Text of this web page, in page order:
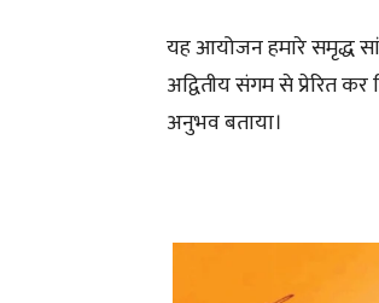
यह आयोजन हमारे समृद्ध
अद्वितीय संगम से प्रेरित
अनुभव बताया।